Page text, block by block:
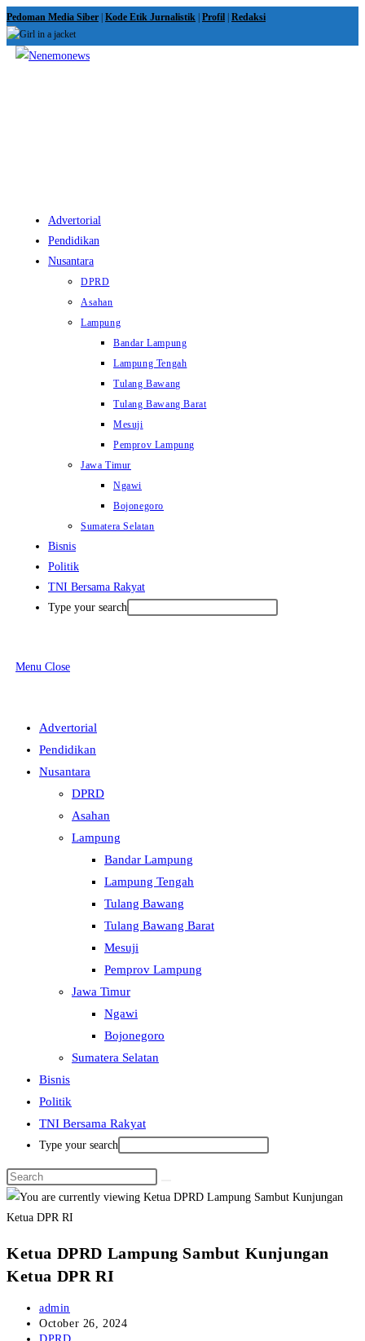
Skip
to
content
Pedoman Media Siber Kode Etik Jurnalistik Profil Redaksi
Advertorial
Pendidikan
Nusantara
DPRD
Asahan
Lampung
Bandar Lampung
Lampung Tengah
Tulang Bawang
Tulang Bawang Barat
Mesuji
Pemprov Lampung
Jawa Timur
Ngawi
Bojonegoro
Sumatera Selatan
Bisnis
Politik
TNI Bersama Rakyat
Type your search
Menu Close
Advertorial
Pendidikan
Nusantara
DPRD
Asahan
Lampung
Bandar Lampung
Lampung Tengah
Tulang Bawang
Tulang Bawang Barat
Mesuji
Pemprov Lampung
Jawa Timur
Ngawi
Bojonegoro
Sumatera Selatan
Bisnis
Politik
TNI Bersama Rakyat
Type your search
Ketua DPRD Lampung Sambut Kunjungan
Ketua DPR RI
Post
author:
admin
Post
published:
October 26, 2024
Post